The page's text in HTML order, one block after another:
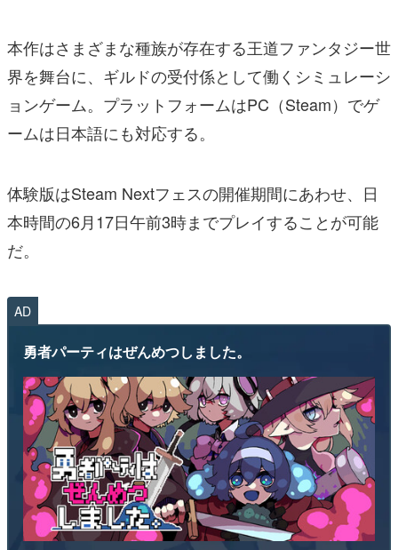
本作はさまざまな種族が存在する王道ファンタジー世
界を舞台に、ギルドの受付係として働くシミュレーシ
ョンゲーム。プラットフォームはPC（Steam）でゲ
ームは日本語にも対応する。
体験版はSteam Nextフェスの開催期間にあわせ、日
本時間の6月17日午前3時までプレイすることが可能
だ。
AD
勇者パーティはぜんめつしました。